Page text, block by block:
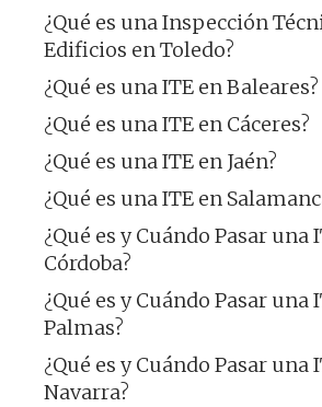
¿Qué es una Inspección
Edificios en Toledo?
¿Qué es una ITE en Baleares?
¿Qué es una ITE en Cáceres?
¿Qué es una ITE en Jaén?
¿Qué es una ITE en
¿Qué es y Cuándo Pasar una
Córdoba?
¿Qué es y Cuándo Pasar una
Palmas?
¿Qué es y Cuándo Pasar una
Navarra?